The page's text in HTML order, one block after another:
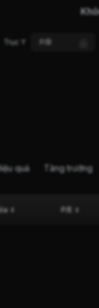
Trục Y P/B
quả Tăng trưởng
P/E